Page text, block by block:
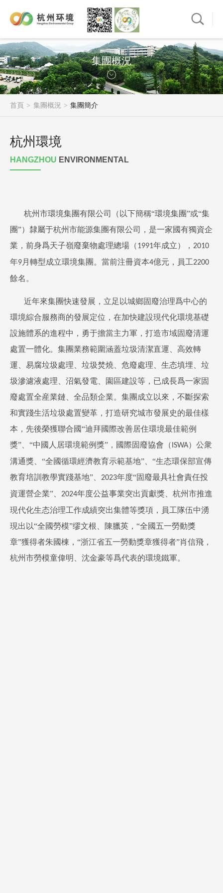
集團概況
首頁 集團概況 集團簡介
杭州環境
HANGZHOU ENVIRONMENTAL
杭州市環境集團有限公司（以下簡稱“環境集團”或“集
團”）隸屬于杭州市能源集團有限公司，是一家國有獨資企
業，前身爲天子嶺廢棄物處理總場（1991年成立）， 2010
年9月轉型成立環境集團。當前注冊資本4億元，員工2200
餘名。
近年來集團快速發展，立足以城鄉固廢治理爲中心的
環境綜合服務商的發展定位，在加快建設現代化環境基礎
設施體系的進程中，勇于擔當主力軍，打造市域固廢清運
處置一體化。集團業務範圍涵蓋垃圾清潔直運、高效轉
運、易腐垃圾處理、垃圾焚燒、危廢處理、生态填埋、垃
圾滲濾液處理、沼氣發電、園區建設等，已成長爲一家固
廢處置全産業鏈、全品類企業。集團成立以來，不斷探索
和實踐生活垃圾處置變革，打造研究城市發展史的最佳樣
本，先後榮獲聯合國“迪拜國際改善居住環境最佳範例
獎”、“中國人居環境範例獎”，國際固廢協會（ISWA）公衆
溝通獎、“全國循環經濟教育示範基地”、“生态環保部宣傳
教育培訓教學實踐基地”、2023年度“固廢最具社會責任投
資運營企業”、2024年度公益事業突出貢獻獎、杭州市推進
現代化生态治理工作成績突出集體等獎項，員工隊伍中湧
現出以“全國勞模”缪文根、陳臘英，“全國五一勞動獎
章”獲得者朱國棟，“浙江省五一勞動獎章獲得者”肖信飛，
杭州市勞模童偉明、沈金豪等爲代表的環境鐵軍。